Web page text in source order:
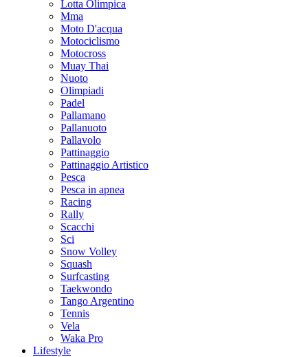
Lotta Olimpica
Mma
Moto D'acqua
Motociclismo
Motocross
Muay Thai
Nuoto
Olimpiadi
Padel
Pallamano
Pallanuoto
Pallavolo
Pattinaggio
Pattinaggio Artistico
Pesca
Pesca in apnea
Racing
Rally
Scacchi
Sci
Snow Volley
Squash
Surfcasting
Taekwondo
Tango Argentino
Tennis
Vela
Waka Pro
Lifestyle